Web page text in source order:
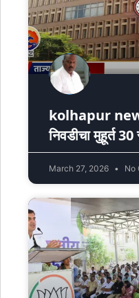
kolhapur news
निवडीचा मुहूर्त 30
March 27, 2026 No